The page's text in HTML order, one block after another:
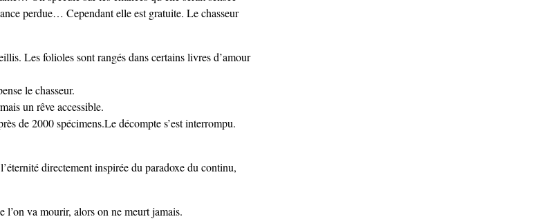
perdue… Cependant elle est gratuite. Le chasseur
Les folioles sont rangés dans certains livres d’amour
le chasseur.
un rêve accessible.
de 2000 spécimens.Le décompte s’est interrompu.
directement inspirée du paradoxe du continu,
va mourir, alors on ne meurt jamais.